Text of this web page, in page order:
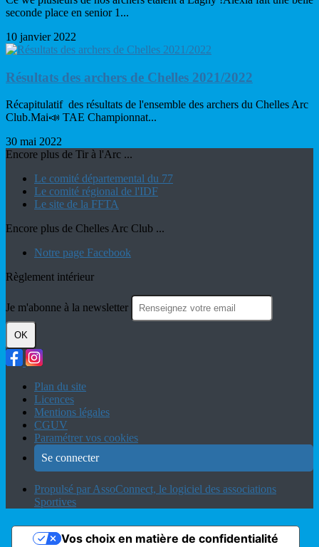
seconde place en senior 1...
10 janvier 2022
Résultats des archers de Chelles 2021/2022
Récapitulatif des résultats de l'ensemble des archers du Chelles Arc
Club.Mai📣 TAE Championnat...
30 mai 2022
Encore plus de Tir à l'Arc ...
Le comité départemental du 77
Le comité régional de l'IDF
Le site de la FFTA
Encore plus de Chelles Arc Club ...
Notre page Facebook
Règlement intérieur
Je m'abonne à la newsletter
OK
Plan du site
Licences
Mentions légales
CGUV
Paramétrer vos cookies
Se connecter
Propulsé par AssoConnect, le logiciel des associations
Sportives
Vos choix en matière de confidentialité